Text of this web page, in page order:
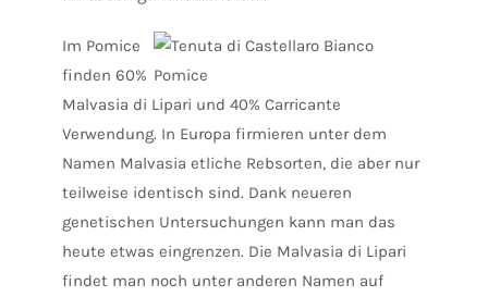
Im Pomice
finden 60%
Malvasia di Lipari und 40% Carricante
Verwendung. In Europa firmieren unter dem
Namen Malvasia etliche Rebsorten, die aber nur
teilweise identisch sind. Dank neueren
genetischen Untersuchungen kann man das
heute etwas eingrenzen. Die Malvasia di Lipari
findet man noch unter anderen Namen auf